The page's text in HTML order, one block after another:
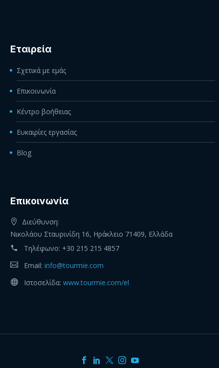
Εταιρεία
Σχετικά με εμάς
Επικοινωνία
Κέντρο βοήθειας
Ευκαιρίες εργασίας
Blog
Eπικοινωνία
Διεύθυνση:
Νικολάου Σταυρινίδη 16, Ηράκλειο 71409, Ελλάδα
Τηλέφωνο: +30 215 215 4857
Email: info@tourmie.com
Ιστοσελίδα: www.tourmie.com/el